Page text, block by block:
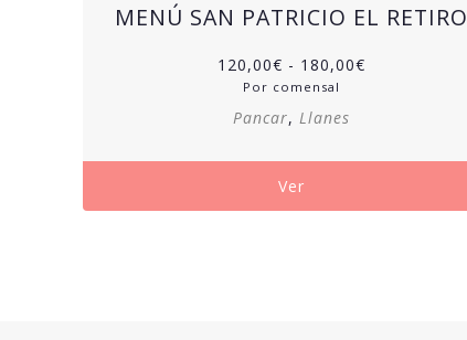
MENÚ SAN PATRICIO EL RETIRO
120,00€ - 180,00€Rango
hasta
Por comensal
Pancar, Llanes
Ver